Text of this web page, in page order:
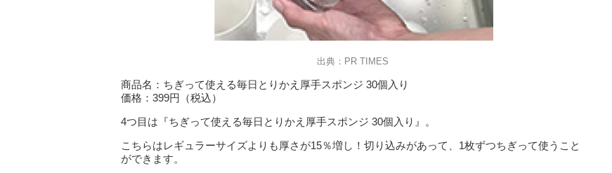
出典：PR TIMES
商品名：ちぎって使える毎日とりかえ厚手スポンジ 30個入り
価格：399円（税込）
4つ目は『ちぎって使える毎日とりかえ厚手スポンジ 30個入り』。
こちらはレギュラーサイズよりも厚さが15％増し！切り込みがあって、1枚ずつちぎって使うこと
ができます。